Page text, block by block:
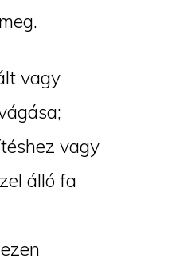
vagy
vagy
álló fa